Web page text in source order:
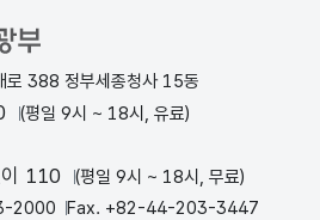
388 정부세종청사 15동
(평일 9시 ~ 18시, 유료)
110
(평일 9시 ~ 18시, 무료)
2000 Fax. +82-44-203-3447